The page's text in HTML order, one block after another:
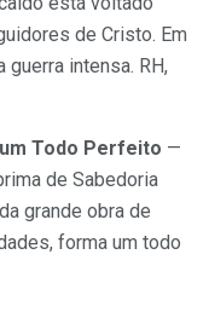
de Cristo. Em
intensa. RH,
Todo Perfeito —
de Sabedoria
grande obra de
forma um todo